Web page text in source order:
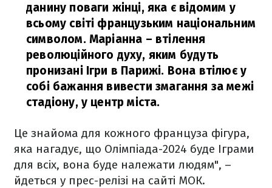
данину поваги жінці, яка є відомим у
всьому світі французьким національним
символом. Маріанна – втілення
революційного духу, яким будуть
пронизані Ігри в Парижі. Вона втілює у
собі бажання вивести змагання за межі
стадіону, у центр міста.
Це знайома для кожного француза фігура,
яка нагадує, що Олімпіада-2024 буде Іграми
для всіх, вона буде належати людям", –
йдеться у прес-релізі на сайті МОК.